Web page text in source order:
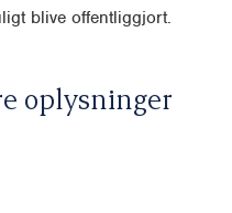
blive offentliggjort.
oplysninger